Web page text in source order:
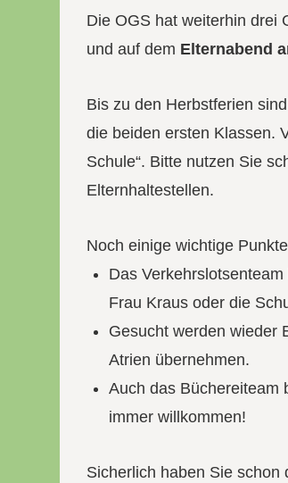
Die OGS hat weiterhin drei
und auf dem Elternabend
Bis zu den Herbstferien
die beiden ersten Klassen.
Schule“. Bitte nutzen Sie
Elternhaltestellen.
Noch einige wichtige
Das
Frau Kraus oder die
Gesucht werden wieder
Atrien übernehmen.
Auch das Büchereiteam
immer willkommen!
Sicherlich haben Sie schon